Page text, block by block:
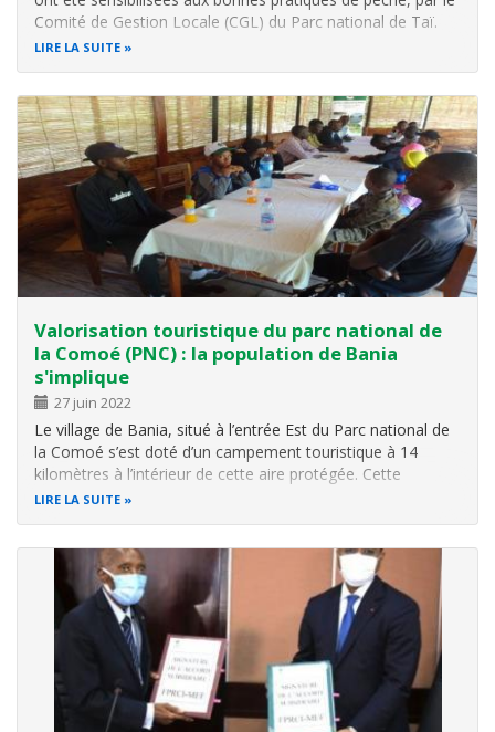
Comité de Gestion Locale (CGL) du Parc national de Taï.
C’était à la faveur de la tenue de la première session dudit
LIRE LA SUITE
Valorisation touristique du parc national de
la Comoé (PNC) : la population de Bania
s'implique
27 juin 2022
Le village de Bania, situé à l’entrée Est du Parc national de
la Comoé s’est doté d’un campement touristique à 14
kilomètres à l’intérieur de cette aire protégée. Cette
initiative de la population riveraine s’inscrit dans le cadre de
LIRE LA SUITE